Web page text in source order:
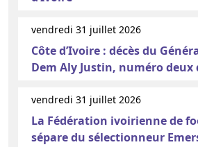
vendredi 31 juillet 2026
Côte d’Ivoire : décès du
Dem Aly Justin, numéro deux
vendredi 31 juillet 2026
La Fédération ivoirienne de
sépare du sélectionneur